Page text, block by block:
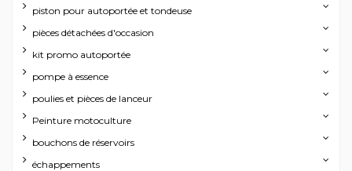
piston pour autoportée et tondeuse
pièces détachées d'occasion
kit promo autoportée
pompe à essence
poulies et pièces de lanceur
Peinture motoculture
bouchons de réservoirs
échappements